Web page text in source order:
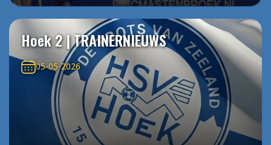
Hoek 2 | TRAINERNIEUWS
05-05-2026